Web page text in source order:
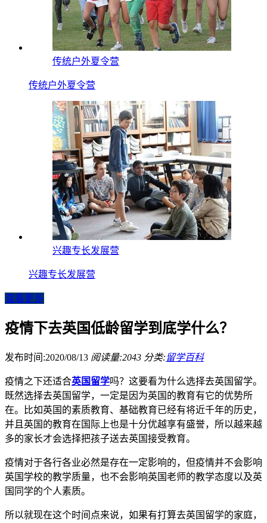
传统户外夏令营
传统户外夏令营
兴趣专长发展营
兴趣专长发展营
查看更多
疫情下去英国低龄留学到底学什么？
发布时间:2020/08/13 阅读量:2043 分类: 留学百科
疫情之下还适合英国留学吗？这要看为什么选择去英国留学。
既然选择去英国留学，一定是因为英国的教育有它的优势所
在。比如英国的素质教育、基础教育已经有将近千年的历史，
并且英国的教育在国际上也是十分优越享有盛誉，所以越来越
多的家长才会选择把孩子送去英国接受教育。
疫情对于各行各业必然是存在一定影响的，但疫情并不会影响
英国学校的教学质量，也不会影响英国老师的教学态度以及英
国同学的个人素质。
所以就现在这个时间点来说，如果有打算去英国留学的家庭，